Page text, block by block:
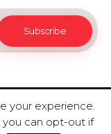
Reserved.
your experience.
you can opt-out if